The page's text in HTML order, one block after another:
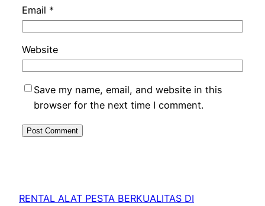
Email *
Website
Save my name, email, and website in this
browser for the next time I comment.
RENTAL ALAT PESTA BERKUALITAS DI